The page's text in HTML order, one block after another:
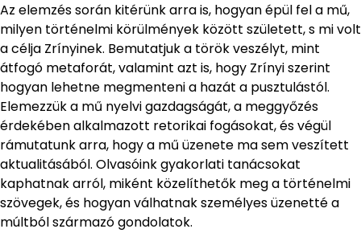
Az elemzés során kitérünk arra is, hogyan épül fel a mű,
milyen történelmi körülmények között született, s mi volt
a célja Zrínyinek. Bemutatjuk a török veszélyt, mint
átfogó metaforát, valamint azt is, hogy Zrínyi szerint
hogyan lehetne megmenteni a hazát a pusztulástól.
Elemezzük a mű nyelvi gazdagságát, a meggyőzés
érdekében alkalmazott retorikai fogásokat, és végül
rámutatunk arra, hogy a mű üzenete ma sem veszített
aktualitásából. Olvasóink gyakorlati tanácsokat
kaphatnak arról, miként közelíthetők meg a történelmi
szövegek, és hogyan válhatnak személyes üzenetté a
múltból származó gondolatok.